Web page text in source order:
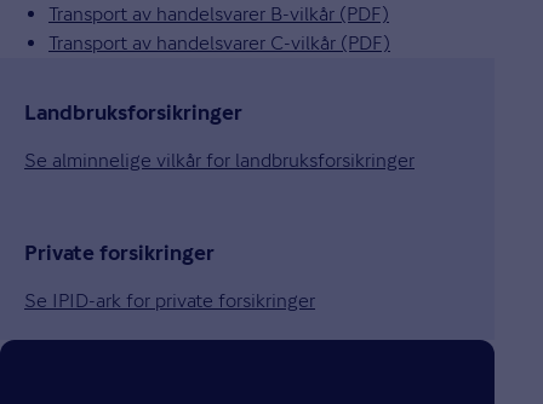
Transport av handelsvarer B-vilkår (PDF)
Transport av handelsvarer C-vilkår (PDF)
Landbruks­forsikringer
Se alminnelige vilkår for landbruksforsikringer
Private forsikringer
Se IPID-ark for private forsikringer